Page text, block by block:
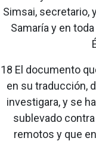
Simsai, secretario,
Samaría y en
18 El documento
en su traducción,
investigara, y se
sublevado
remotos y que